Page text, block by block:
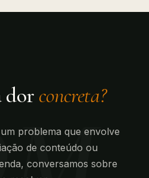
dor concreta?
problema que envolve
de conteúdo ou
conversamos sobre